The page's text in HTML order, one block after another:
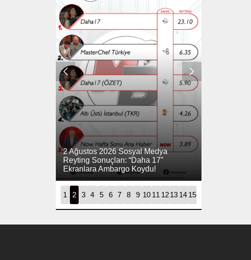
2 Ağustos 2026 Sosyal Medya
Reyting Sonuçları: “Daha 17”
Ekranlara Ambargo Koydu!
1 2 3 4 5 6 7 8 9 10 11 1213 14 15